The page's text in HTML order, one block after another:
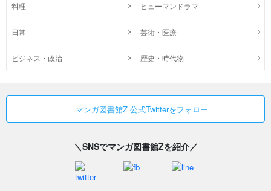
料理 ヒューマンドラマ
日常 芸術・医療
ビジネス・政治 歴史・時代物
マンガ図書館Z 公式Twitterをフォロー
＼SNSでマンガ図書館Zを紹介／